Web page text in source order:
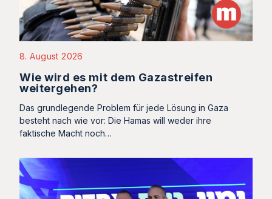
8. August 2026
Wie wird es mit dem Gazastreifen
weitergehen?
Das grundlegende Problem für jede Lösung in Gaza
besteht nach wie vor: Die Hamas will weder ihre
faktische Macht noch…